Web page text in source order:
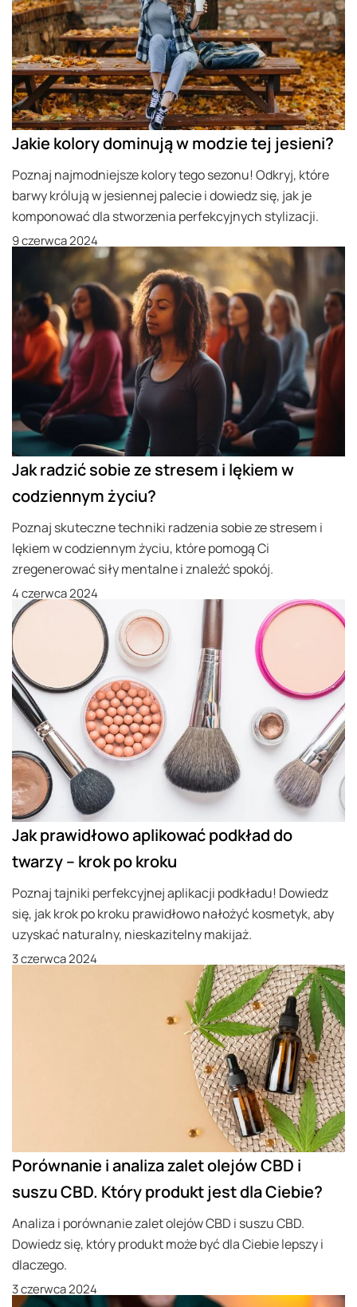
Jakie kolory dominują w modzie tej jesieni?
Poznaj najmodniejsze kolory tego sezonu! Odkryj, które
barwy królują w jesiennej palecie i dowiedz się, jak je
komponować dla stworzenia perfekcyjnych stylizacji.
9 czerwca 2024
Jak radzić sobie ze stresem i lękiem w
codziennym życiu?
Poznaj skuteczne techniki radzenia sobie ze stresem i
lękiem w codziennym życiu, które pomogą Ci
zregenerować siły mentalne i znaleźć spokój.
4 czerwca 2024
Jak prawidłowo aplikować podkład do
twarzy – krok po kroku
Poznaj tajniki perfekcyjnej aplikacji podkładu! Dowiedz
się, jak krok po kroku prawidłowo nałożyć kosmetyk, aby
uzyskać naturalny, nieskazitelny makijaż.
3 czerwca 2024
Porównanie i analiza zalet olejów CBD i
suszu CBD. Który produkt jest dla Ciebie?
Analiza i porównanie zalet olejów CBD i suszu CBD.
Dowiedz się, który produkt może być dla Ciebie lepszy i
dlaczego.
3 czerwca 2024